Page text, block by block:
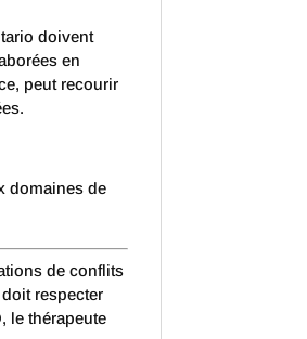
doivent
en
peut recourir
domaines de
de conflits
respecter
le thérapeute